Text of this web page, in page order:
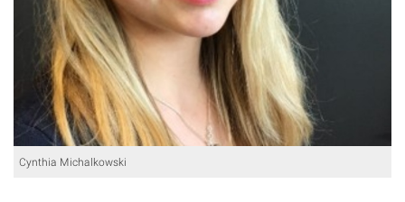
Cynthia Michalkowski